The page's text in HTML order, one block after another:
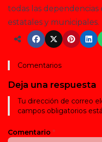
todas las dependencias
estatales y municipales.
Comentarios
Deja una respuesta
Tu dirección de correo
campos obligatorios
Comentario *